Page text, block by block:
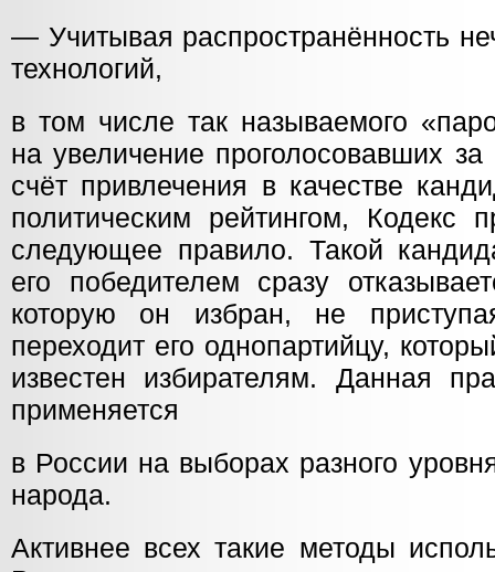
— Учитывая распространённость
технологий,
в том числе так называемого
на увеличение проголосовавших за
счёт привлечения в качестве
политическим рейтингом, Кодекс
следующее правило. Такой
его победителем сразу
которую он избран, не
переходит его однопартийцу,
известен избирателям. Данная
применяется
в России на выборах разного
народа.
Активнее всех такие методы